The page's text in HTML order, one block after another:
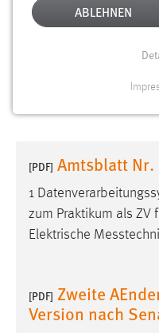
Gesucht nach "Messe".
[PDF] Amtsblatt Nr.
1
zum Praktikum als ZV
Elektrische
[PDF] Zweite
Version nach
ABLEHNEN
Website erforderlich.
Einverständnis
Name:
des